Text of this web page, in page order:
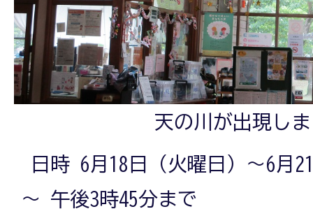
天の川が出現し
日時 6月18日（火曜日）～6月
～ 午後3時45分まで